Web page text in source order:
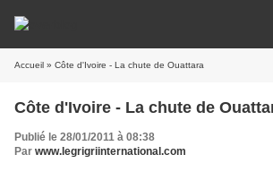
Accueil » Côte d'Ivoire - La chute de Ouattara
Côte d'Ivoire - La chute de
Publié le 28/01/2011 à 08:38
Par www.legrigriinternational.com